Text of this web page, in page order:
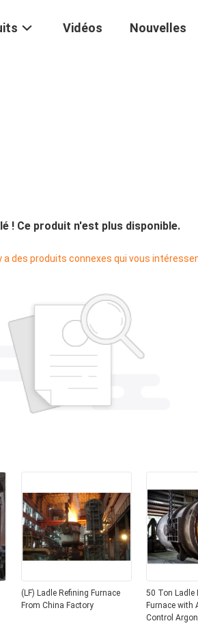
Vidéos Nouvelles
! Ce produit n'est plus disponible.
a des produits connexes qui vous
(LF) Ladle Refining Furnace
From China Factory
50 Ton Ladle
Furnace with
Control